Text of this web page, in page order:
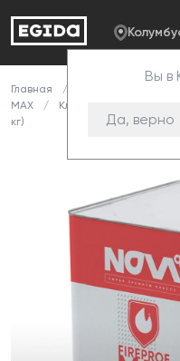
Вы в
Да, верно
Главная
MAX
Клей Эгида Спрей
кг)